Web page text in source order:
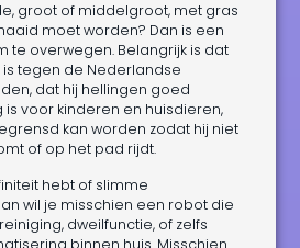
groot of middelgroot, met gras
moet worden? Dan is een
te overwegen. Belangrijk is dat
tegen de Nederlandse
dat hij hellingen goed
is voor kinderen en huisdieren,
kan worden zodat hij niet
of op het pad rijdt.
hebt of slimme
wil je misschien een robot die
dweilfunctie, of zelfs
binnen huis. Misschien